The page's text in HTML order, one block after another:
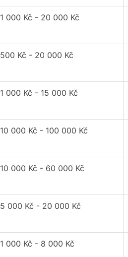
1 000 Kč - 20 000 Kč
500 Kč - 20 000 Kč
1 000 Kč - 15 000 Kč
10 000 Kč - 100 000 Kč
10 000 Kč - 60 000 Kč
5 000 Kč - 20 000 Kč
1 000 Kč - 8 000 Kč